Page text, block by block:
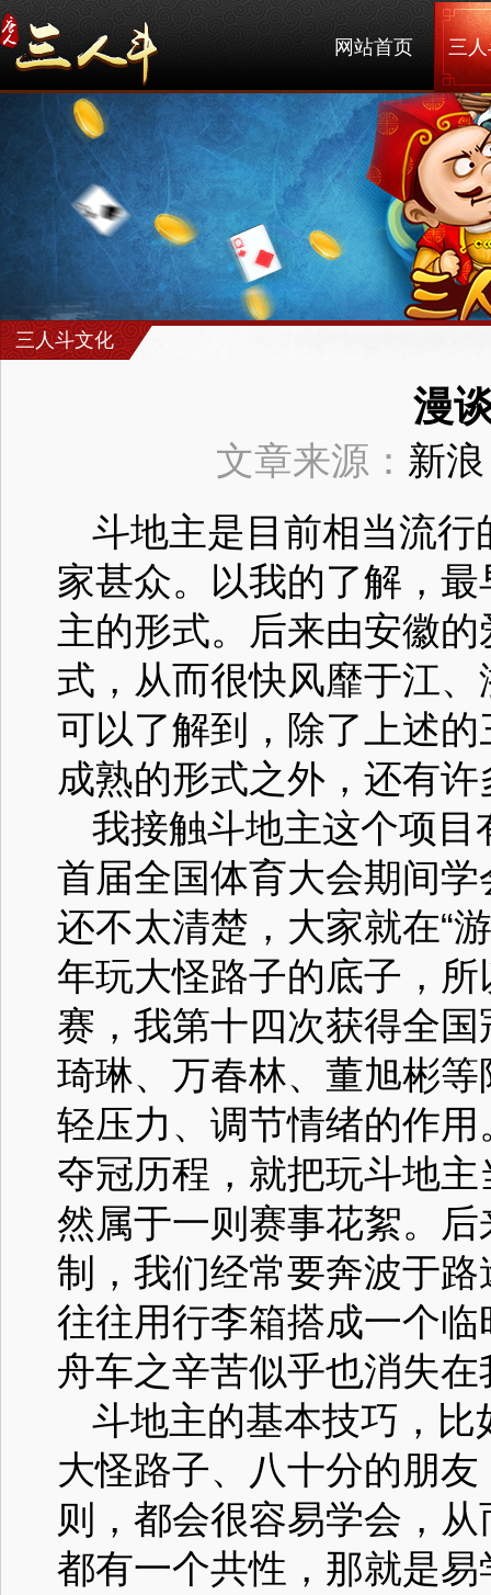
网站首页 三
三人斗文化
漫
文章来源： 新浪
斗地主是目前相当流
家甚众。以我的了解，
主的形式。后来由安徽
式，从而很快风靡于江
可以了解到，除了上述
成熟的形式之外，还有
我接触斗地主这个项
首届全国体育大会期间
还不太清楚，大家就在“
年玩大怪路子的底子，
赛，我第十四次获得全
琦琳、万春林、董旭彬
轻压力、调节情绪的作用
夺冠历程，就把玩斗地主
然属于一则赛事花絮。
制，我们经常要奔波于
往往用行李箱搭成一个
舟车之辛苦似乎也消失
斗地主的基本技巧，
大怪路子、八十分的朋
则，都会很容易学会，
都有一个共性，那就是